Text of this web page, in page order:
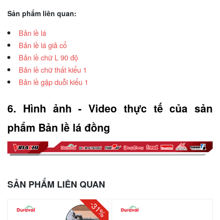
Sản phẩm liên quan:
Bản lề lá
Bản lề lá giả cổ
Bản lề chữ L 90 độ
Bản lề chữ thất kiểu 1
Bản lề gập duỗi kiểu 1
6. Hình ảnh - Video thực tế của sản
phẩm Bản lề lá đồng
SẢN PHẨM LIÊN QUAN
-31%